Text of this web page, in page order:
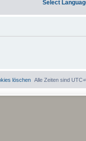
Select
Alle Zeiten sind
löschen